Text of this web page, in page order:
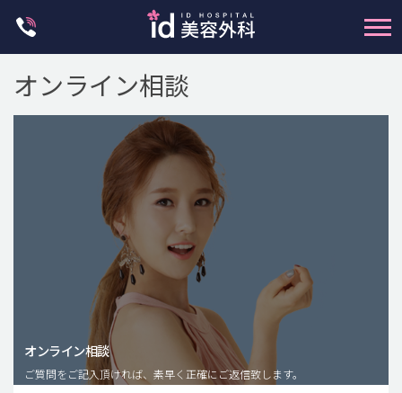
脂肪注入(アンチエイジング)
豊胸手術・バストアップ
オンライン相談
オンライン相談
ご質問をご記入頂ければ、素早く正確にご返信致します。